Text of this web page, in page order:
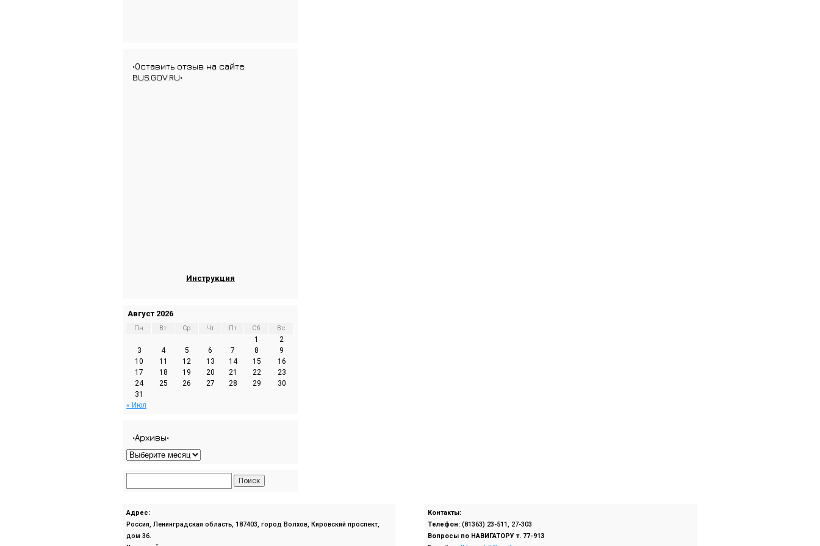
•Оставить отзыв на сайте
BUS.GOV.RU•
Инструкция
Август 2026
Пн Вт Ср Чт Пт Сб Вс
1
2
3
4 5 6 7 8
9
10
11 12 13 14 15
16
17
18 19 20 21 22
23
24
25 26 27 28 29
30
31
« Июл
•Архивы•
Адрес:
Россия, Ленинградская область, 187403, город Волхов, Кировский проспект,
дом 36.
Контакты:
Телефон: (81363) 23-511, 27-303
Вопросы по НАВИГАТОРУ т. 77-913